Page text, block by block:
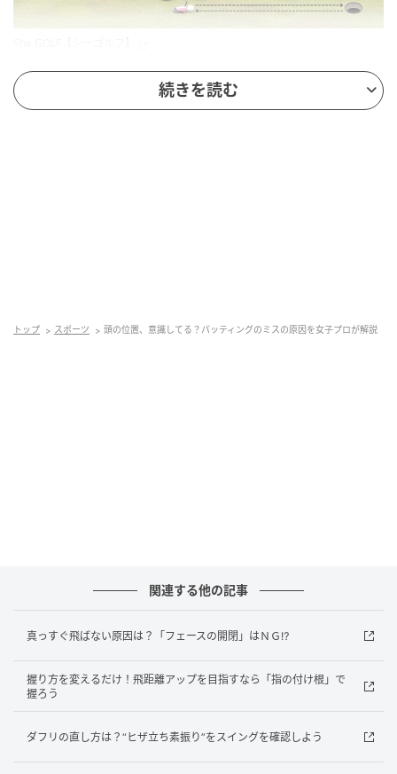
そして、そのラインに向けてヘッドを出す。テークバ
ックで1、フォローで2というリズムで、インパクトを
続きを読む
トップ スポーツ 頭の位置、意識してる？パッティングのミスの原因を女子プロが解説
関連する他の記事
真っすぐ飛ばない原因は？「フェースの開閉」はＮＧ⁉
握り方を変えるだけ！飛距離アップを目指すなら「指の付け根」で
握ろう
ダフリの直し方は？“ヒザ立ち素振り”をスイングを確認しよう